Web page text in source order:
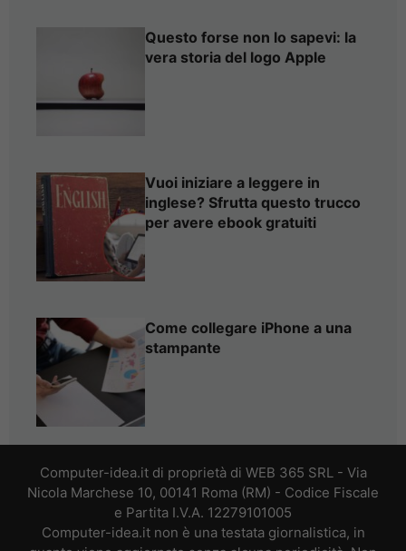
Questo forse non lo sapevi: la
vera storia del logo Apple
Vuoi iniziare a leggere in
inglese? Sfrutta questo trucco
per avere ebook gratuiti
Come collegare iPhone a una
stampante
Computer-idea.it di proprietà di WEB 365 SRL - Via
Nicola Marchese 10, 00141 Roma (RM) - Codice Fiscale
e Partita I.V.A. 12279101005
Computer-idea.it non è una testata giornalistica, in